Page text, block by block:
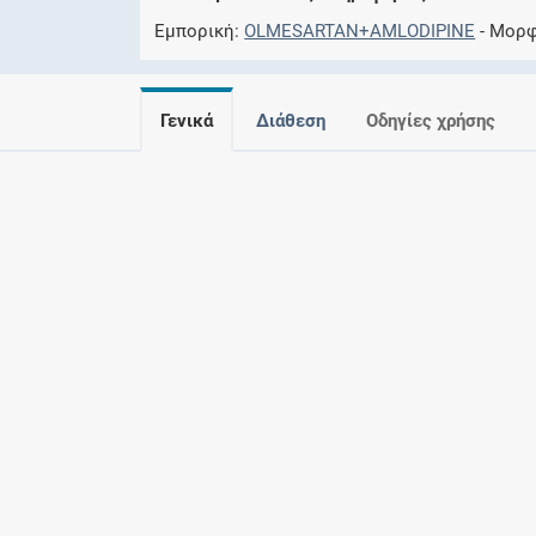
Εμπορική OLMESARTAN+AMLODIPINE
Γενικά Διάθεση Οδηγίες χρήσης